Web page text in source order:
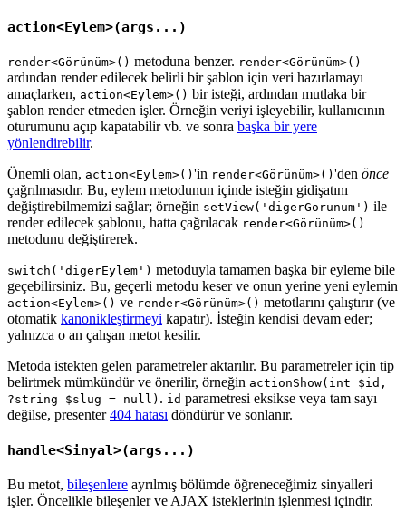
action<Eylem>(args...)
render<Görünüm>() metoduna benzer. render<Görünüm>()
ardından render edilecek belirli bir şablon için veri hazırlamayı
amaçlarken, action<Eylem>() bir isteği, ardından mutlaka bir
şablon render etmeden işler. Örneğin veriyi işleyebilir, kullanıcının
oturumunu açıp kapatabilir vb. ve sonra başka bir yere
yönlendirebilir.
Önemli olan, action<Eylem>() 'in render<Görünüm>() 'den önce
çağrılmasıdır. Bu, eylem metodunun içinde isteğin gidişatını
değiştirebilmemizi sağlar; örneğin setView('digerGorunum') ile
render edilecek şablonu, hatta çağrılacak render<Görünüm>()
metodunu değiştirerek.
switch('digerEylem') metoduyla tamamen başka bir eyleme bile
geçebilirsiniz. Bu, geçerli metodu keser ve onun yerine yeni eylemin
action<Eylem>() ve render<Görünüm>() metotlarını çalıştırır (ve
otomatik kanonikleştirmeyi kapatır). İsteğin kendisi devam eder;
yalnızca o an çalışan metot kesilir.
Metoda istekten gelen parametreler aktarılır. Bu parametreler için tip
belirtmek mümkündür ve önerilir, örneğin actionShow(int $id,
?string $slug = null) . id parametresi eksikse veya tam sayı
değilse, presenter404 hatası döndürür ve sonlanır.
handle<Sinyal>(args...)
Bu metot, bileşenlere ayrılmış bölümde öğreneceğimiz sinyalleri
işler. Öncelikle bileşenler ve AJAX isteklerinin işlenmesi içindir.